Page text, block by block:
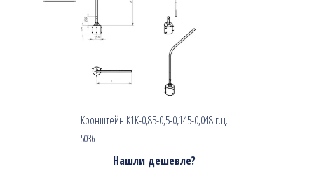
Кронштейн К1К-0,85-0,5-0,145-0,048 г.ц.
5036
Нашли дешевле?